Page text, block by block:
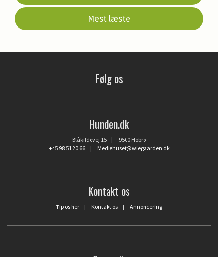
Mest læste
Følg os
Hunden.dk
Blåkildevej 15 | 9500 Hobro
+45 98 51 20 66| Mediehuset@wiegaarden.dk
Kontakt os
Tip os her | Kontakt os | Annoncering